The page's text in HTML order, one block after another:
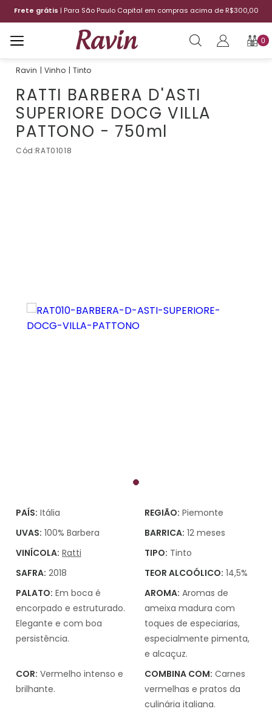
Frete grátis | Para São Paulo Capital em compras acima de R$300,00
0
Vinho Tinto
VINÍCOLA: Ratti
PAÍS: Itália
SAFRA: 2018 TEOR ALCOÓLICO: 14,5%
BARRICA: 12 meses
COR: Vermelho intenso e
brilhante.
AROMA: Aromas de
ameixa madura com
toques de especiarias,
especialmente pimenta,
e alcaçuz.
PALATO: Em boca é
encorpado e estruturado.
Elegante e com boa
persistência.
COMBINA COM: Carnes
vermelhas e pratos da
culinária italiana.
UVAS: 100% Barbera
TIPO: Tinto
REGIÃO: Piemonte
RATTI BARBERA D'ASTI
SUPERIORE DOCG VILLA
PATTONO - 750ml
Cód:RAT01018